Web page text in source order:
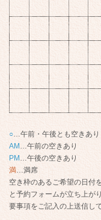
○…午前・午後とも空きあり
AM …午前の空きあり
PM …午後の空きあり
満…満席
空き枠のあるご希望の日付
と予約フォームが立ち上が
要事項をご記入の上送信し